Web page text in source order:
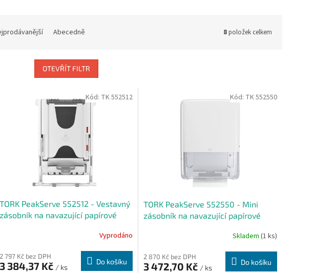
Abecedně 8položek celkem
OTEVŘÍT FILTR
TORK PeakServe 552512 - Vestavný
zásobník na navazující papírové
Vyprodáno
2 797 Kč bez DPH
3 384,37 Kč / ks
Do košíku
Kód: TK 552512
TORK PeakServe 552550 - Mini
zásobník na navazující papírové
Skladem (1 ks)
2 870 Kč bez DPH
3 472,70 Kč / ks
Do košíku
Kód: TK 552550